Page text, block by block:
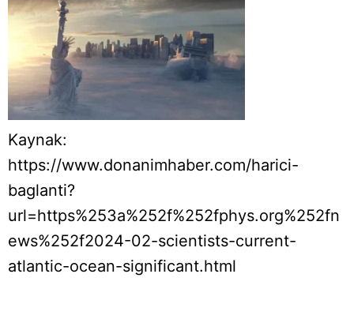
Kaynak:
https://www.donanimhaber.com/harici-
baglanti?
url=https%253a%252f%252fphys.org%252fn
ews%252f2024-02-scientists-current-
atlantic-ocean-significant.html